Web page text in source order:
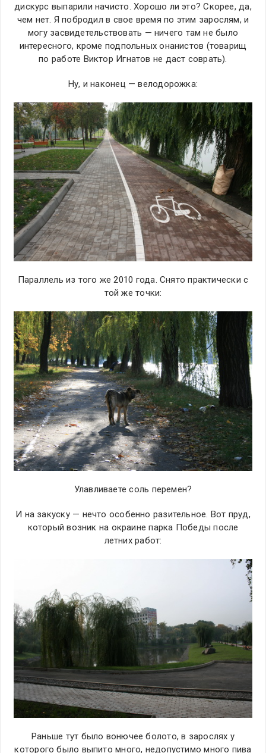
дискурс выпарили начисто. Хорошо ли это? Скорее, да,
чем нет. Я побродил в свое время по этим зарослям, и
могу засвидетельствовать — ничего там не было
интересного, кроме подпольных онанистов (товарищ
по работе Виктор Игнатов не даст соврать).
Ну, и наконец — велодорожка:
Параллель из того же 2010 года. Снято практически с
той же точки:
Улавливаете соль перемен?
И на закуску — нечто особенно разительное. Вот пруд,
который возник на окраине парка Победы после
летних работ:
Раньше тут было вонючее болото, в зарослях у
которого было выпито много, недопустимо много пива